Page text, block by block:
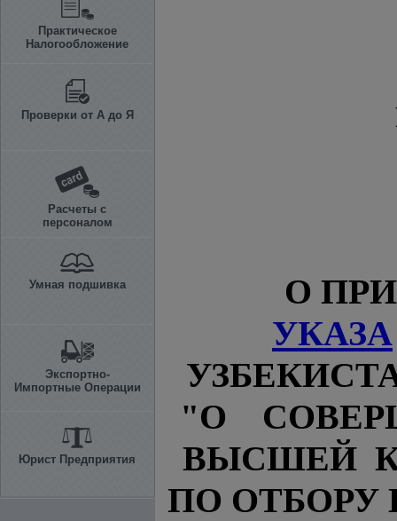
Практическое
Налогообложение
Проверки от А до Я
Расчеты с
персоналом
Умная подшивка
Экспортно-
Импортные Операции
Юрист Предприятия
О
УКАЗА
"О
ВЫСШЕЙ
ПО